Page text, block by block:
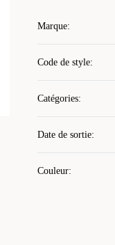
Marque:
Code de style:
Catégories:
Date de sortie:
Couleur: